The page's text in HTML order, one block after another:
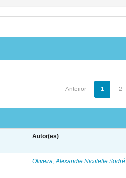
Anterior 1 2
Autor(es)
Oliveira, Alexandre Nicolette Sodré